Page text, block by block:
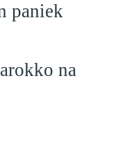
paniek
na